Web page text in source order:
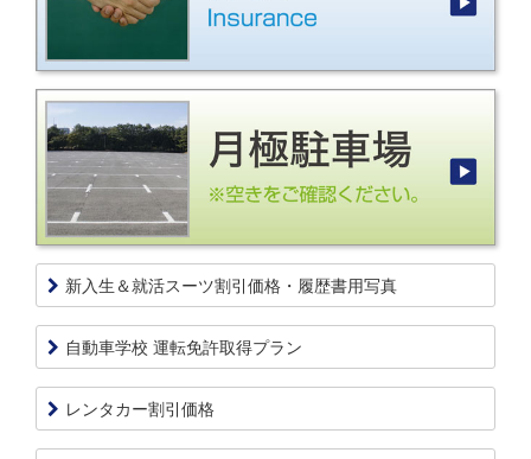
新入生＆就活スーツ割引価格・履歴書用写真
自動車学校 運転免許取得プラン
レンタカー割引価格